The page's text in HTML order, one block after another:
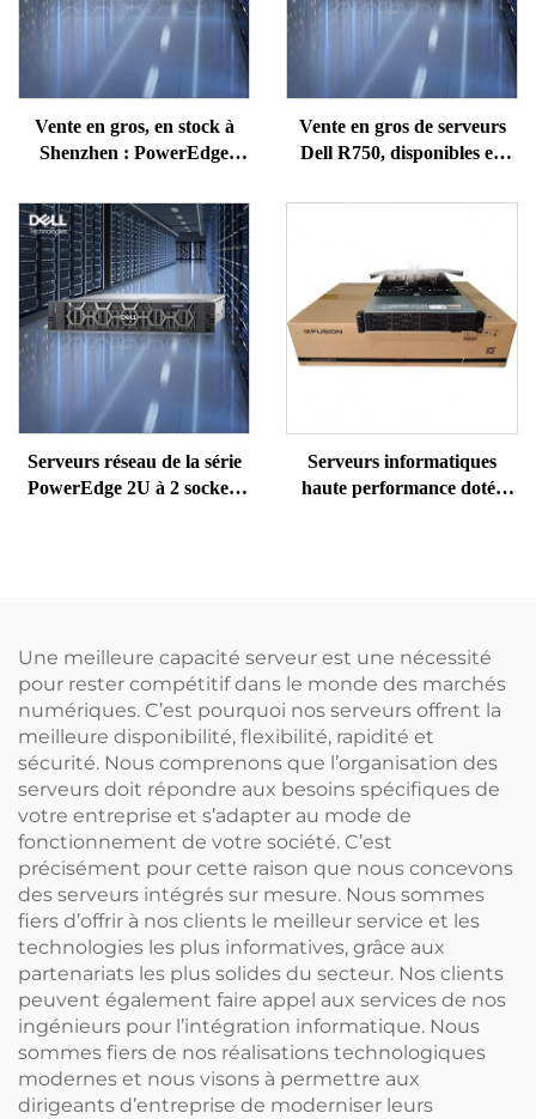
Vente en gros, en stock à
Shenzhen : PowerEdge
station de travail rack 1U,
serveur NAS Precision
équipé de processeurs Xeon
Vente en gros de serveurs
Dell R750, disponibles en
de station de travail
750
Serveurs réseau de la série
PowerEdge 2U à 2 sockets
EPYC
Serveurs informatiques
haute performance dotés
Go de mémoire RAM,
performances élevées en
résolution 4K, prix
avantageux
Une meilleure capacité serveur est une nécessité
pour rester compétitif dans le monde des marchés
numériques. C’est pourquoi nos serveurs offrent la
meilleure disponibilité, flexibilité, rapidité et
sécurité. Nous comprenons que l’organisation des
serveurs doit répondre aux besoins spécifiques de
votre entreprise et s’adapter au mode de
fonctionnement de votre société. C’est
précisément pour cette raison que nous concevons
des serveurs intégrés sur mesure. Nous sommes
fiers d’offrir à nos clients le meilleur service et les
technologies les plus informatives, grâce aux
partenariats les plus solides du secteur. Nos clients
peuvent également faire appel aux services de nos
ingénieurs pour l’intégration informatique. Nous
sommes fiers de nos réalisations technologiques
modernes et nous visons à permettre aux
dirigeants d’entreprise de moderniser leurs